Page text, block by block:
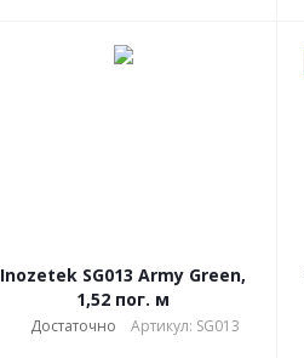
Inozetek SG013 Army Green,
1,52 пог. м
Достаточно Артикул: SG013